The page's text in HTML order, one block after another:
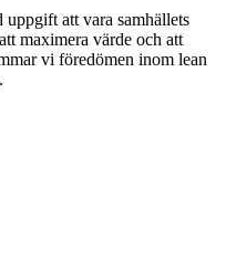
att vara samhällets
maximera värde och att
vi föredömen inom lean